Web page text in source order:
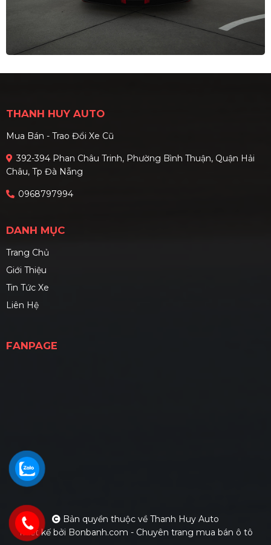
THANH HUY AUTO
Mua Bán - Trao Đổi Xe Cũ
392-394 Phan Châu Trinh, Phường Bình Thuận, Quận Hải
Châu, Tp Đà Nẵng
0968797994
DANH MỤC
Trang Chủ
Giới Thiệu
Tin Tức Xe
Liên Hệ
FANPAGE
Bản quyền thuộc về Thanh Huy Auto
Thiết kế bởi Bonbanh.com - Chuyên trang mua bán ô tô